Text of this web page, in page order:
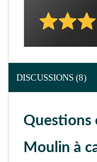
DISCUSSIONS (8)
Questions
Moulin à